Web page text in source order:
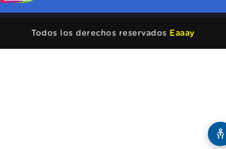
Todos los derechos reservados Eaaay